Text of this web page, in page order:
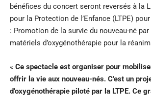
bénéfices du concert seront reversés à la
pour la Protection de l’Enfance (LTPE)
: Promotion de la survie du nouveau-né
matériels d’oxygénothérapie pour la
« Ce spectacle est organiser pour
offrir la vie aux nouveau-nés. C’est un
d’oxygénothérapie piloté par la LTPE. Ce